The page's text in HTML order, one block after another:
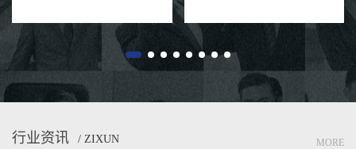
呈连续螺旋状，...
择一款高效、耐用的管材至关...
构、优良的防
行业资讯 / ZIXUN MORE